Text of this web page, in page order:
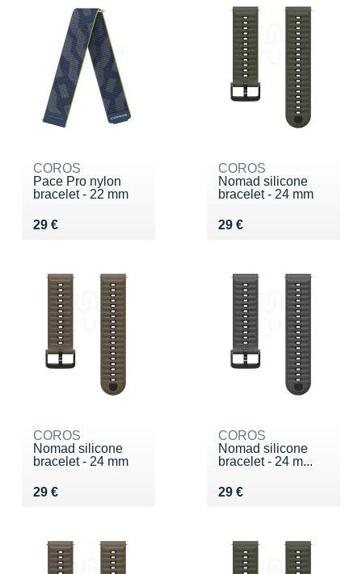
COROS
Pace Pro nylon
bracelet - 22 mm
29 €
Vendu 29 €
COROS
Nomad silicone
bracelet - 24 mm
29 €
Vendu 29 €
COROS
Nomad silicone
bracelet - 24 mm
29 €
Vendu 29 €
COROS
Nomad silicone
bracelet - 24 m...
29 €
Vendu 29 €